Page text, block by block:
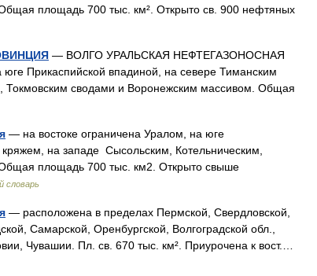
площадь 700 тыс. км². Открыто св. 900 нефтяных
— ВОЛГО УРАЛЬСКАЯ НЕФТЕГАЗОНОСНАЯ
Прикаспийской впадиной, на севере Тиманским
Токмовским сводами и Воронежским массивом. Общая
— на востоке ограничена Уралом, на юге
на западе Сысольским, Котельническим,
площадь 700 тыс. км2. Открыто свыше
словарь
— расположена в пределах Пермской, Свердловской,
Самарской, Оренбургской, Волгоградской обл.,
Чувашии. Пл. св. 670 тыс. км². Приурочена к вост.…